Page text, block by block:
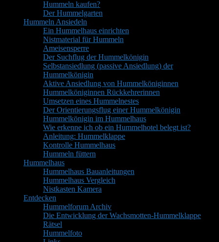
Hummeln kaufen?
Der Hummelgarten
Hummeln Ansiedeln
Ein Hummelhaus einrichten
Nistmaterial für Hummeln
Ameisensperre
Der Suchflug der Hummelkönigin
Selbstansiedlung (passive Ansiedlung) der
Hummelkönigin
Aktive Ansiedlung von Hummelköniginnen
Hummelköniginnen Rückkehrerinnen
Umsetzen eines Hummelnestes
Der Orientierungsflug einer Hummelkönigin
Hummelkönigin im Hummelhaus
Wie erkenne ich ob ein Hummelhotel belegt ist?
Anleitung: Hummelklappe
Kontrolle Hummelhaus
Hummeln füttern
Hummelhaus
Hummelhaus Bauanleitungen
Hummelhaus Vergleich
Nistkasten Kamera
Entdecken
Hummelforum Archiv
Die Entwicklung der Wachsmotten-Hummelklappe
Rätsel
Hummelfoto